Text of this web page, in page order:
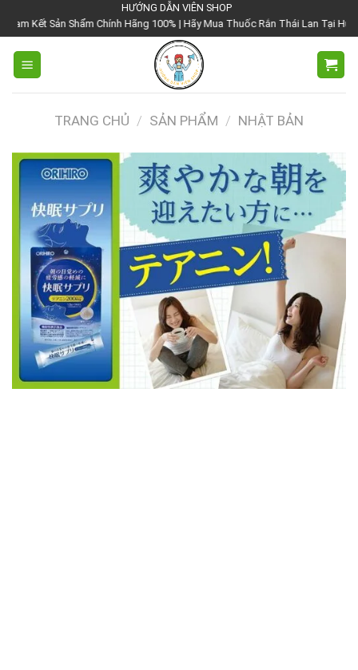
đến
nội
dung
HƯỚNG DẪN VIÊN SHOP
Shẩm Chính Hãng 100% | Hãy Mua Thuốc Rắn Thái Lan Tại Hướng Dẫn
TRANG CHỦ / SẢN PHẨM / NHẬT BẢN